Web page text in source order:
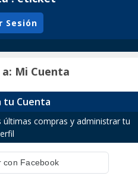
Sesión
Mi Cuenta
tu Cuenta
compras y administrar tu
con Facebook